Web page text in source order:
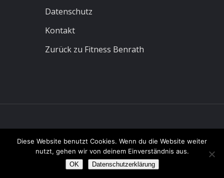
Datenschutz
Kontakt
Zurück zu Fitness Benrath
Diese Website benutzt Cookies. Wenn du die Website weiter
nutzt, gehen wir von deinem Einverständnis aus.
OK Datenschutzerklärung